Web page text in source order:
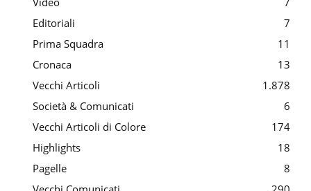
Editoriali
7
Prima Squadra
11
Cronaca
13
Vecchi Articoli
1.878
Società & Comunicati
6
Vecchi Articoli di Colore
174
Highlights
18
Pagelle
8